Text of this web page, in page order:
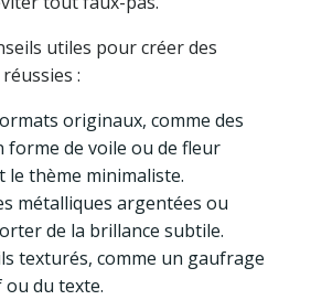
utiles pour créer des
:
originaux, comme des
forme de voile ou de fleur
le thème minimaliste.
métalliques argentées ou
de la brillance subtile.
texturés, comme un gaufrage
du texte.